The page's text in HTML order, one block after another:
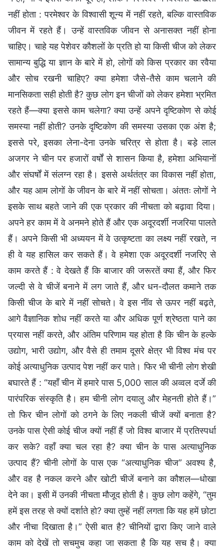
नहीं होता : परमेश्वर के विश्वासी शून्य में नहीं रहते, बल्कि वास्तविक
जीवन में रहते हैं। उन्हें वास्तविक जीवन से अनासक्त नहीं होना
चाहिए। चाहे यह पेशेवर कौशलों के प्रति हो या किसी चीज को लेकर
सामान्य बुद्धि या ज्ञान के बारे में हो, लोगों को किस प्रकार का रवैया
और सोच रखनी चाहिए? क्या हमेशा जैसे-तैसे काम चलाने की
मानसिकता सही होती है? कुछ लोग इन चीजों को लेकर हमेशा भ्रमित
रहते हैं—क्या इससे काम चलेगा? क्या उन्हें अपने दृष्टिकोण से कोई
समस्या नहीं होती? उनके दृष्टिकोण की समस्या उसका एक अंश है;
इससे परे, इसका लेना-देना उनके चरित्र से होता है। बड़े लाल
अजगर ने चीन पर हजारों वर्षों से शासन किया है, हमेशा अभियानों
और संघर्षों में संलग्न रहा है। इससे अर्थतंत्र का विकास नहीं होता,
और यह आम लोगों के जीवन के बारे में नहीं सोचता। अंततः लोगों ने
इसके साथ बहते जाने की एक प्रकार की नीचता को बढ़ावा दिया।
अपने हर काम में वे अनमने होते हैं और एक अदूरदर्शी नजरिया पालते
हैं। अपने किसी भी अध्ययन में वे उत्कृष्टता का लक्ष्य नहीं रखते, न
ही वे यह हासिल कर सकते हैं। वे हमेशा एक अदूरदर्शी नजरिए से
काम करते हैं : वे देखते हैं कि बाजार की जरूरतें क्या हैं, और फिर
जल्दी से वे चीजें बनाने में लग जाते हैं, और धन-दौलत कमाने तक
किसी चीज के बारे में नहीं सोचते। वे इस नींव से ऊपर नहीं बढ़ते,
आगे वैज्ञानिक शोध नहीं करते या और अधिक पूर्ण श्रेष्ठता पाने का
प्रयास नहीं करते, और अंतिम परिणाम यह होता है कि चीन के हल्के
उद्योग, भारी उद्योग, और वैसे ही तमाम दूसरे क्षेत्र भी विश्व मंच पर
कोई अत्याधुनिक उत्पाद पेश नहीं कर पाते। फिर भी चीनी लोग शेखी
बघारते हैं : “यहाँ चीन में हमारे पास 5,000 साल की अव्वल दर्जे की
पारंपरिक संस्कृति है। हम चीनी लोग दयालु और मेहनती होते हैं।”
तो फिर चीन लोगों को ठगने के लिए नकली चीजें क्यों बनाता है?
उनके पास ऐसी कोई चीज क्यों नहीं हैं जो विश्व बाजार में प्रतिस्पर्धा
कर सके? वहाँ क्या चल रहा है? क्या चीन के पास अत्याधुनिक
उत्पाद हैं? चीनी लोगों के पास एक “अत्याधुनिक चीज” अवश्य है,
और वह है नकल करने और खोटी चीजें बनाने का कौशल—धोखा
देने का। इसी में उनकी नीचता मौजूद होती है। कुछ लोग कहेंगे, “तुम
हमें इस तरह से क्यों दर्शाते हो? क्या तुम्हें नहीं लगता कि यह हमें छोटा
और नीचा दिखाता है।” ऐसी बात है? चीनियों द्वारा किए जाने वाले
काम को देखें तो सचमुच कहा जा सकता है कि यह सच है। क्या